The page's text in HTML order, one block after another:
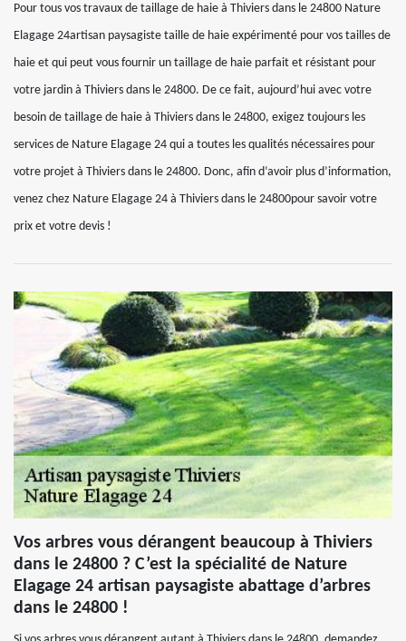
Pour tous vos travaux de taillage de haie à Thiviers dans le 24800 Nature
Elagage 24artisan paysagiste taille de haie expérimenté pour vos tailles de
haie et qui peut vous fournir un taillage de haie parfait et résistant pour
votre jardin à Thiviers dans le 24800. De ce fait, aujourd’hui avec votre
besoin de taillage de haie à Thiviers dans le 24800, exigez toujours les
services de Nature Elagage 24 qui a toutes les qualités nécessaires pour
votre projet à Thiviers dans le 24800. Donc, afin d’avoir plus d’information,
venez chez Nature Elagage 24 à Thiviers dans le 24800pour savoir votre
prix et votre devis !
Vos arbres vous dérangent beaucoup à Thiviers
dans le 24800 ? C’est la spécialité de Nature
Elagage 24 artisan paysagiste abattage d’arbres
dans le 24800 !